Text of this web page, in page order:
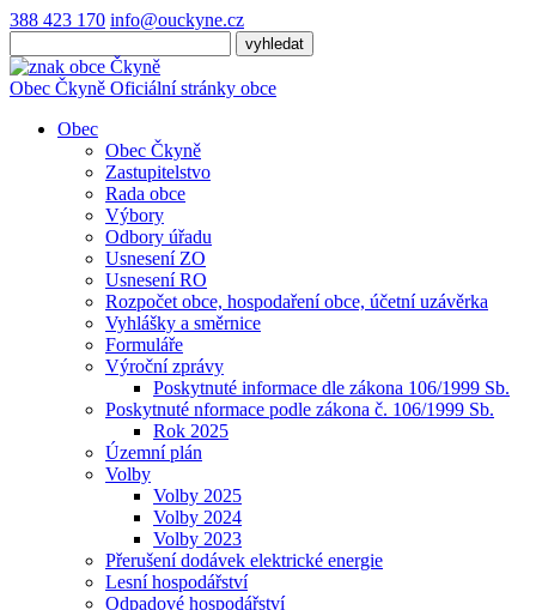
388 423 170 info@ouckyne.cz
Obec Čkyně Oficiální stránky obce
Obec
Obec Čkyně
Zastupitelstvo
Rada obce
Výbory
Odbory úřadu
Usnesení ZO
Usnesení RO
Rozpočet obce, hospodaření obce, účetní uzávěrka
Vyhlášky a směrnice
Formuláře
Výroční zprávy
Poskytnuté informace dle zákona 106/1999 Sb.
Poskytnuté nformace podle zákona č. 106/1999 Sb.
Rok 2025
Územní plán
Volby
Volby 2025
Volby 2024
Volby 2023
Přerušení dodávek elektrické energie
Lesní hospodářství
Odpadové hospodářství